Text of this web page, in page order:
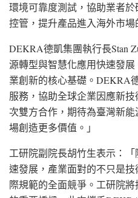
環境可靠度測試，協助業者
控管，提升產品進入海外市場
DEKRA德凱集團執行長Stan
源轉型與智慧化應用快速發
業創新的核心基礎。DEKRA
服務，協助全球企業因應新
次雙方合作，期待為臺灣新
場創造更多價值。」
工研院副院長胡竹生表示：
速發展，產業面對的不只是
際規範的全面競爭。工研院